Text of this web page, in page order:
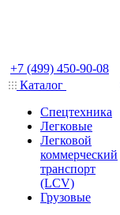
+7 (499) 450-90-08
Каталог
Спецтехника
Легковые
Легковой
коммерческий
транспорт
(LCV)
Грузовые